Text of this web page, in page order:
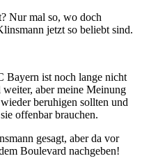
Nur mal so, wo doch
jetzt so beliebt sind.
Bayern ist noch lange nicht
aber meine Meinung
beruhigen sollten und
offenbar brauchen.
gesagt, aber da vor
Boulevard nachgeben!